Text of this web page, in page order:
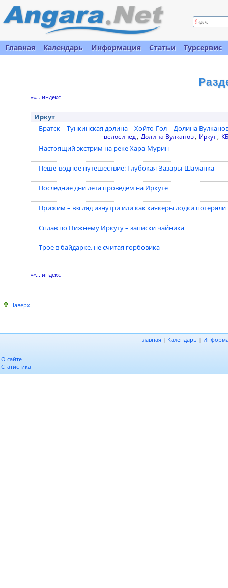
Главная Календарь Информация Статьи Турсервис
««... индекс
Иркут
Братск – Тункинская долина – Хойто-Гол – Долина
велосипед, Долина Вулканов, Иркут,
Настоящий экстрим на реке Хара-Мурин
Пеше-водное путешествие: Глубокая-Зазары-Шаманка
Последние дни лета проведем на Иркуте
Прижим – взгляд изнутри или как каякеры лодки потеряли
Сплав по Нижнему Иркуту – записки чайника
Трое в байдарке, не считая горбовика
««... индекс
Наверх
Главная | Календарь |
О сайте
Статистика